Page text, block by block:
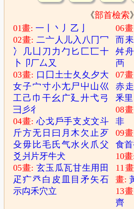
《部首檢索》
01畫:一 丶 丿 乙
02畫:二亠 人 儿入 八 冂冖
冫
几 凵 刀 力 勹 匕 匚匸十
卜
卩厂厶 又
03畫: 口 囗 土士夂 夊 夕大
女子宀寸小尢尸 屮 山巛
工 己 巾 干幺 广廴廾弋弓
彐 彡彳
04畫:心戈 戶手支 攴文斗
斤方无 日 曰 月木 欠止 歹
殳毋 比毛 氏气水 火 爪父
爻 爿 片牙牛犬
05畫:玄玉 瓜瓦甘生用 田
疋 疒癶 白 皮 目矛 矢石
示禸禾穴立
06
而耒
舛舟
襾
07
赤走
釆里
08
非
09
食首
10
11
畫:
13
齊